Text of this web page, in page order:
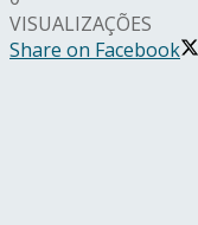
VISUALIZAÇÕES
Share on Facebook